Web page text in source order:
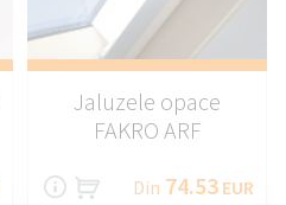
Jaluzele opace
FAKRO ARF
Din 74.53 EUR